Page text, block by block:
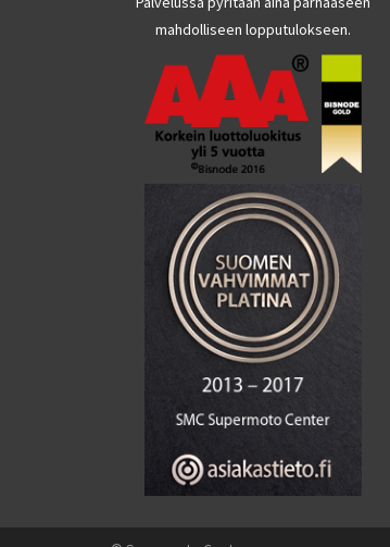
mahdolliseen lopputulokseen.